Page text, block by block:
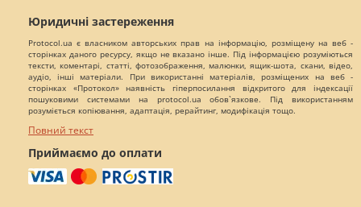
Юридичні застереження
Protocol.ua є власником авторських прав на інформацію, розміщену на веб -
сторінках даного ресурсу, якщо не вказано інше. Під інформацією розуміються
тексти, коментарі, статті, фотозображення, малюнки, ящик-шота, скани, відео,
аудіо, інші матеріали. При використанні матеріалів, розміщених на веб -
сторінках «Протокол» наявність гіперпосилання відкритого для індексації
пошуковими системами на protocol.ua обов`язкове. Під використанням
розуміється копіювання, адаптація, рерайтинг, модифікація тощо.
Повний текст
Приймаємо до оплати